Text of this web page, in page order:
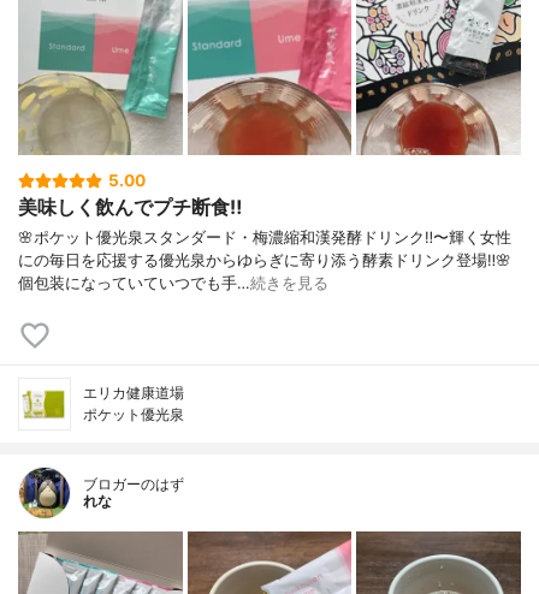
5.00
美味しく飲んでプチ断食‼️
🌸ポケット優光泉スタンダード・梅濃縮和漢発酵ドリンク‼️〜輝く女性
にの毎日を応援する優光泉からゆらぎに寄り添う酵素ドリンク登場‼️🌸
個包装になっていていつでも手…続きを見る
エリカ健康道場
ポケット優光泉
ブロガーのはず
れな